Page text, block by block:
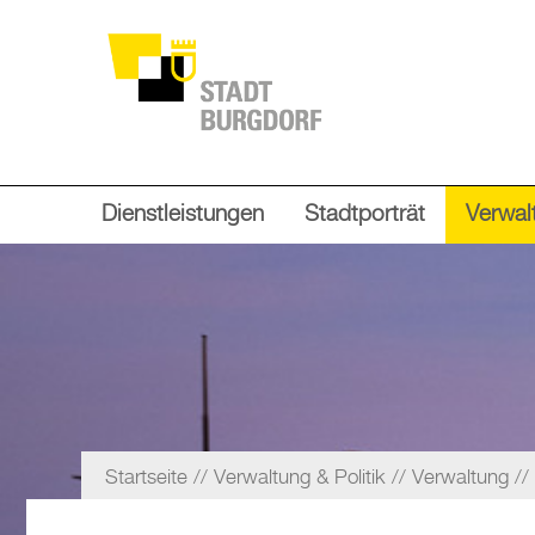
Dienstleistungen Stadtporträt
Startseite Verwaltung & Politik Verwaltung